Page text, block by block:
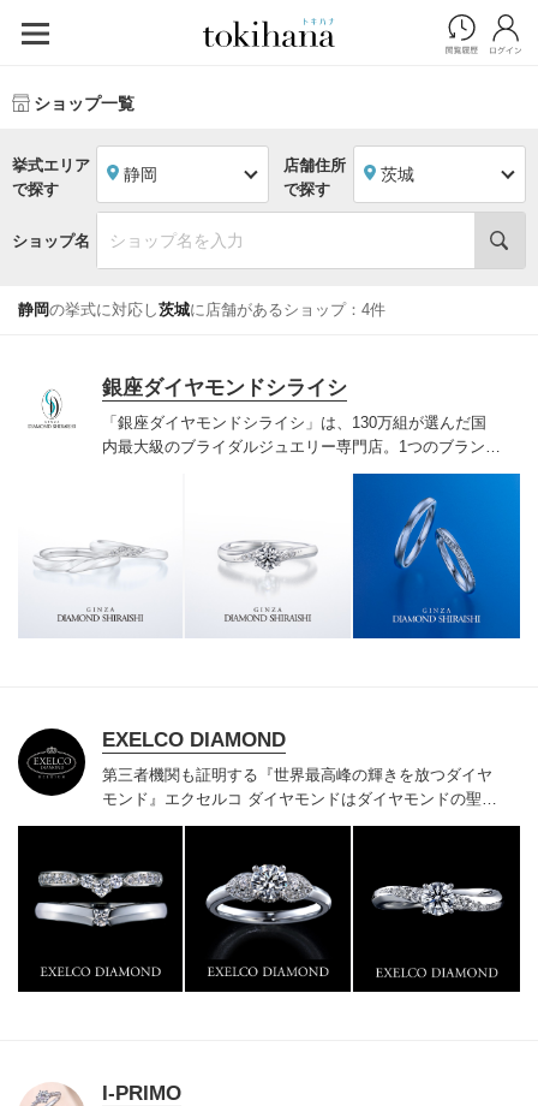
ショップ一覧
挙式エリア
で探す
静岡
店舗住所
で探す
茨城
ショップ名
静岡の挙式に対応し茨城に店舗があるショップ：4件
銀座ダイヤモンドシライシ
「銀座ダイヤモンドシライシ」は、130万組が選んだ国
内最大級のブライダルジュエリー専門店。1つのブランド
では国内最大級の700種類以上の豊富なデザインを取り
揃え、ふたりの「似合う」と「好き」を同時に叶えた満
足の選択ができる指輪をご提案しています。多くのお客
様にご満足いただけている、一生身に着けるための指輪
のクオリティや購入後のアフターサービスをぜひ一度店
頭でお確かめください。
EXELCO DIAMOND
第三者機関も証明する『世界最高峰の輝きを放つダイヤ
モンド』 エクセルコ ダイヤモンドはダイヤモンドの聖地
ベルギー発祥で200年以上の歴史がある真のカッターズ
門店としてリングのデザインや品質にもこだわっていま
す。おふたりに本物の輝きを一生身に着けていただきた
い想いで「ヴァージン・ダイヤモンド」「ハードプラチ
ナ」「保証内容」にこだわっています。
I-PRIMO